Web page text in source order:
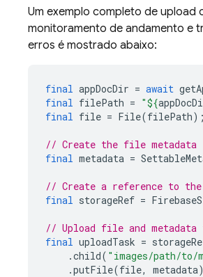
Um exemplo completo de upload
monitoramento de andamento e
erros é mostrado abaixo:
final appDocDir = await
final filePath = "${
final file = File(filePath);
// Create the file metadata
final metadata =
// Create a reference to the
final storageRef =
// Upload file and
final uploadTask =
.child( "images/path/to/
.putFile(file, metadata